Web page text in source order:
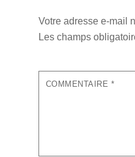
Votre adresse e-mail
Les champs
COMMENTAIRE *